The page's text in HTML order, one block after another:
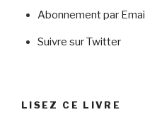
Abonnement par Email
Suivre sur Twitter
LISEZ CE LIVRE